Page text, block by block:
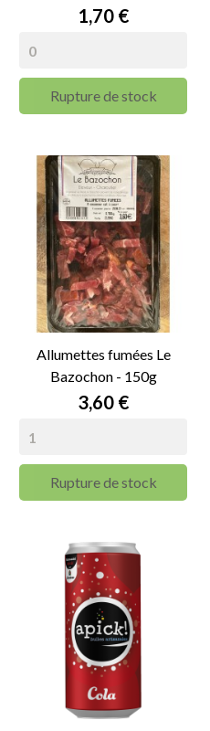
Prix
1,70 €
Rupture de stock
Allumettes fumées Le
Bazochon - 150g
Prix
3,60 €
Rupture de stock